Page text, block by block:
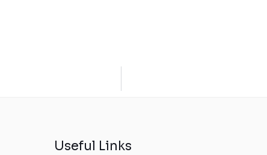
Useful Links